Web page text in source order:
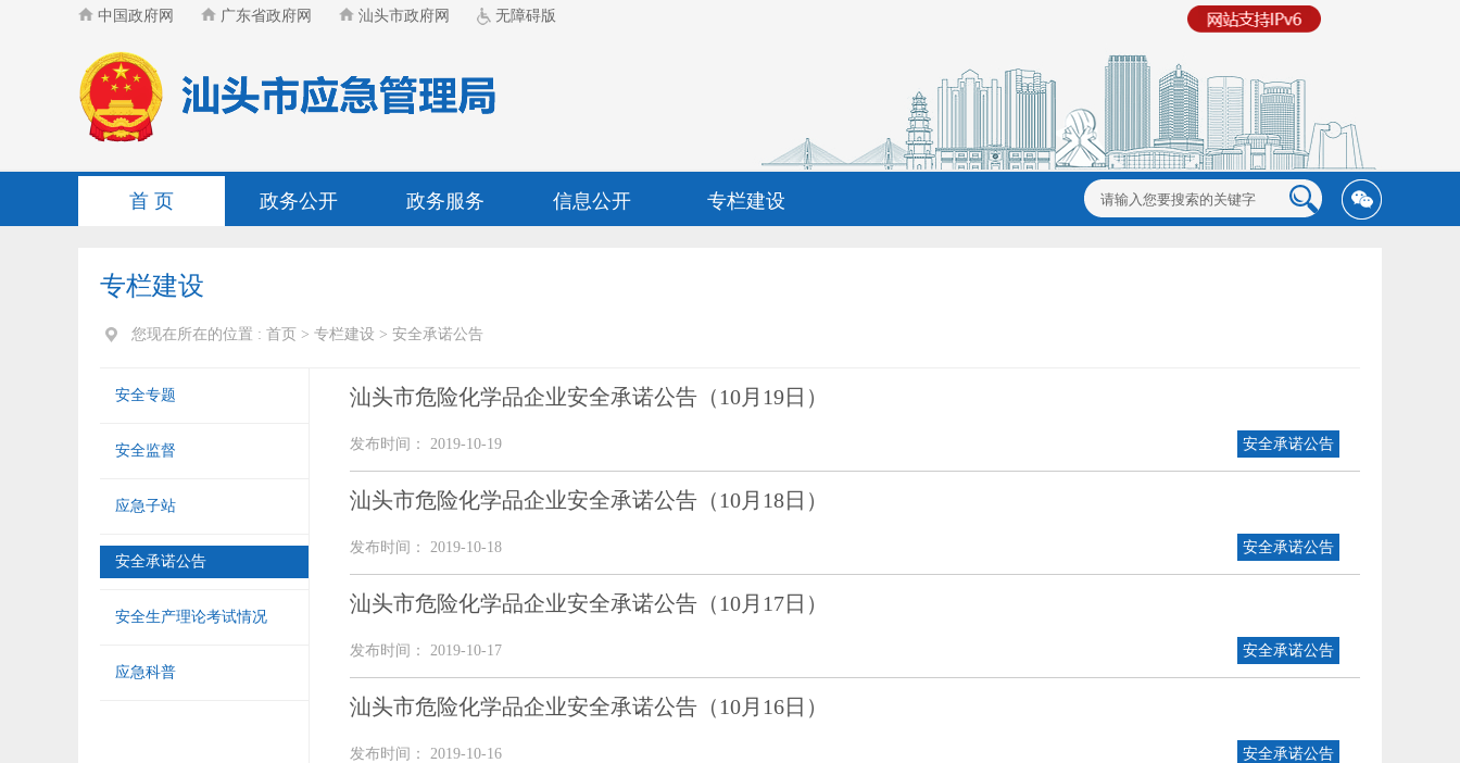
中国政府网 广东省政府网 汕头市政府网 无障碍版
首 页 政务公开 政务服务 信息公开 专栏建设
专栏建设
您现在所在的位置 : 首页 > 专栏建设 > 安全承诺公告
安全专题
安全监督
应急子站
安全承诺公告
安全生产理论考试情况
应急科普
汕头市危险化学品企业安全承诺公告（10月19日）
发布时间： 2019-10-19 安全承诺公告
汕头市危险化学品企业安全承诺公告（10月18日）
发布时间： 2019-10-18 安全承诺公告
汕头市危险化学品企业安全承诺公告（10月17日）
发布时间： 2019-10-17 安全承诺公告
汕头市危险化学品企业安全承诺公告（10月16日）
发布时间： 2019-10-16 安全承诺公告